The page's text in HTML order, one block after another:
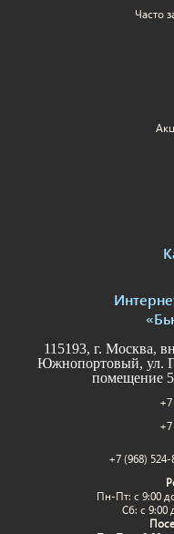
Часто
115193, г. Москва,
Южнопортовый, ул.
помещение
+7 (968) 524-
Пн-Пт: c 9:00
Сб: с 9:00